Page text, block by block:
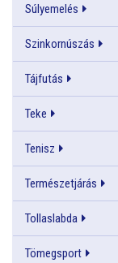
Súlyemelés
Szinkornúszás
Tájfutás
Teke
Tenisz
Természetjárás
Tollaslabda
Tömegsport